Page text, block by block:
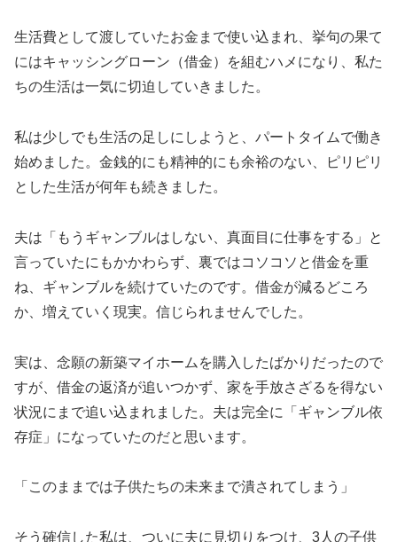
生活費として渡していたお金まで使い込まれ、挙句の果て
にはキャッシングローン（借金）を組むハメになり、私た
ちの生活は一気に切迫していきました。
私は少しでも生活の足しにしようと、パートタイムで働き
始めました。金銭的にも精神的にも余裕のない、ピリピリ
とした生活が何年も続きました。
夫は「もうギャンブルはしない、真面目に仕事をする」と
言っていたにもかかわらず、裏ではコソコソと借金を重
ね、ギャンブルを続けていたのです。借金が減るどころ
か、増えていく現実。信じられませんでした。
実は、念願の新築マイホームを購入したばかりだったので
すが、借金の返済が追いつかず、家を手放さざるを得ない
状況にまで追い込まれました。夫は完全に「ギャンブル依
存症」になっていたのだと思います。
「このままでは子供たちの未来まで潰されてしまう」
そう確信した私は、ついに夫に見切りをつけ、3人の子供